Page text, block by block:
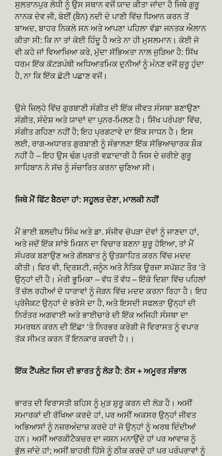
ਸੁਲਤਾਨਪੁਰ ਲੋਧੀ ਨੂੰ ਉਸ ਸਥਾਨ ਵਜੋਂ ਯਾਦ ਕੀਤਾ ਜਾਂਦਾ ਹੈ ਜਿਥੇ ਗੁਰੂ
ਨਾਨਕ ਦੇਵ ਜੀ, ਬੇਈਂ (ਬੈਨ) ਨਦੀ ਦੇ ਪਾਣੀ ਵਿੱਚ ਧਿਆਨ ਕਰਨ ਤੋਂ
ਬਾਅਦ, ਬਾਹਰ ਨਿਕਲੇ ਸਨ ਅਤੇ ਆਪਣਾ ਪਹਿਲਾ ਵੱਡਾ ਜਨਤਕ ਐਲਾਨ
ਕੀਤਾ ਸੀ: ਕਿ ਨਾ ਤਾਂ ਕੋਈ ਹਿੰਦੂ ਹੈ ਅਤੇ ਨਾ ਹੀ ਮੁਸਲਮਾਨ। ਕੋਈ ਜੋ
ਵੀ ਕਹੇ ਜਾਂ ਵਿਆਖਿਆ ਕਰੇ, ਮੁੱਦਾ ਸੱਭਿਅਤਾ ਨਾਲ ਜੁੜਿਆ ਹੈ: ਸਿੱਖ
ਧਰਮ ਇੱਕ ਕੱਟੜਪੰਥੀ ਅਧਿਆਤਮਿਕ ਦੁਨੀਆਂ ਨੂੰ ਮੰਨਣ ਵਜੋਂ ਸ਼ੁਰੂ ਹੁੰਦਾ
ਹੈ, ਨਾ ਕਿ ਇੱਕ ਛੋਟੀ ਪਛਾਣ ਵਜੋਂ।
ਉਸੇ ਜ਼ਿਲ੍ਹੇ ਵਿੱਚ ਗੁਰਬਾਣੀ ਸੰਗੀਤ ਦੀ ਇੱਕ ਜੀਵਤ ਸੰਸਥਾ ਬਣਾਉਣਾ
ਸੰਗੀਤ, ਸੰਦੇਸ਼ ਅਤੇ ਯਾਦਾਂ ਦਾ ਪੁਨਰ-ਮਿਲਣ ਹੈ। ਸਿੱਖ ਪਰੰਪਰਾ ਵਿੱਚ,
ਸੰਗੀਤ ਗਹਿਣਾ ਨਹੀਂ ਹੈ; ਇਹ ਪ੍ਰਗਟਾਵੇ ਦਾ ਇੱਕ ਸਾਧਨ ਹੈ। ਇਸ
ਲਈ, ਰਾਗ-ਅਧਾਰਤ ਗੁਰਬਾਣੀ ਨੂੰ ਸੰਭਾਲਣਾ ਇੱਕ ਸੱਭਿਆਚਾਰਕ ਸ਼ੌਕ
ਨਹੀਂ ਹੈ – ਇਹ ਉਸ ਢੰਗ ਪ੍ਰਤੀ ਵਫ਼ਾਦਾਰੀ ਹੈ ਜਿਸ ਦੇ ਜ਼ਰੀਏ ਗੁਰੂ
ਸਾਹਿਬਾਨ ਨੇ ਸੱਚ ਨੂੰ ਸੰਚਾਰਿਤ ਕਰਨਾ ਚੁਣਿਆ ਸੀ।
ਜਿਥੇ ਮੈਂ ਫਿੱਟ ਬੈਠਦਾ ਹਾਂ: ਸਹੂਲਤ ਦੇਣਾ, ਮਾਲਕੀ ਨਹੀਂ
ਮੈਂ ਭਾਈ ਬਲਦੀਪ ਸਿੰਘ ਅਤੇ ਡਾ. ਸੰਜੀਵ ਚੋਪੜਾ ਦੋਵਾਂ ਨੂੰ ਜਾਣਦਾ ਹਾਂ,
ਅਤੇ ਜਦੋਂ ਇੱਕ ਸਾਂਝੇ ਮਿਸ਼ਨ ਦਾ ਵਿਚਾਰ ਬਣਨਾ ਸ਼ੁਰੂ ਹੋਇਆ, ਤਾਂ ਮੈਂ
ਸੰਪਰਕ ਬਣਾਉਣ ਅਤੇ ਗੱਲਬਾਤ ਨੂੰ ਉਤਸ਼ਾਹਿਤ ਕਰਨ ਵਿੱਚ ਮਦਦ
ਕੀਤੀ। ਫਿਰ ਵੀ, ਦ੍ਰਿਸ਼ਟੀ, ਜਨੂੰਨ ਅਤੇ ਨੈਤਿਕ ਊਰਜਾ ਸਪੱਸ਼ਟ ਤੌਰ ‘ਤੇ
ਉਨ੍ਹਾਂ ਦੀ ਹੈ। ਮੇਰੀ ਭੂਮਿਕਾ – ਵੱਧ ਤੋਂ ਵੱਧ – ਇੱਕੋ ਦਿਸ਼ਾ ਵਿੱਚ ਪਹਿਲਾਂ
ਤੋਂ ਚੱਲ ਰਹੀਆਂ ਦੋ ਧਾਰਾਵਾਂ ਨੂੰ ਜੋੜਨ ਵਿੱਚ ਮਦਦ ਕਰਨਾ ਰਿਹਾ ਹੈ। ਇਹ
ਪ੍ਰੋਜੈਕਟ ਉਨ੍ਹਾਂ ਦੇ ਭਰੋਸੇ ਦਾ ਹੈ, ਅਤੇ ਇਸਦੀ ਸਫਲਤਾ ਉਨ੍ਹਾਂ ਦੀ
ਨਿਰੰਤਰ ਅਗਵਾਈ ਅਤੇ ਭਾਈਚਾਰੇ ਦੀ ਇੱਕ ਅਜਿਹੀ ਸੰਸਥਾ ਦਾ
ਸਮਰਥਨ ਕਰਨ ਦੀ ਇੱਛਾ ‘ਤੇ ਨਿਰਭਰ ਕਰੇਗੀ ਜੋ ਵਿਰਾਸਤ ਨੂੰ ਵਪਾਰ
ਤੱਕ ਸੀਮਤ ਕਰਨ ਤੋਂ ਇਨਕਾਰ ਕਰਦੀ ਹੈ।।
ਇੱਕ ਟੈਂਪਲੇਟ ਜਿਸ ਦੀ ਭਾਰਤ ਨੂੰ ਲੋੜ ਹੈ: ਠੋਸ + ਅਮੂਰਤ ਸੰਭਾਲ
ਭਾਰਤ ਦੀ ਵਿਰਾਸਤੀ ਬਹਿਸ ਨੂੰ ਮੁੜ ਸ਼ੁਰੂ ਕਰਨ ਦੀ ਲੋੜ ਹੈ। ਅਸੀਂ
ਸਮਾਰਕਾਂ ਦੀ ਰੱਖਿਆ ਕਰਦੇ ਹਾਂ, ਪਰ ਅਸੀਂ ਅਕਸਰ ਉਨ੍ਹਾਂ ਜੀਵਤ
ਅਭਿਆਸਾਂ ਨੂੰ ਨਜ਼ਰਅੰਦਾਜ਼ ਕਰਦੇ ਹਾਂ ਜੋ ਉਨ੍ਹਾਂ ਨੂੰ ਅਰਥ ਦਿੰਦੀਆਂ
ਹਨ। ਅਸੀਂ ਆਰਕੀਟੈਕਚਰ ਦਾ ਜਸ਼ਨ ਮਨਾਉਂਦੇ ਹਾਂ ਪਰ ਆਵਾਜ਼ ਨੂੰ
ਭੁੱਲ ਜਾਂਦੇ ਹਾਂ; ਅਸੀਂ ਬਾਹਰੀ ਹਿੱਸੇ ਨੂੰ ਠੀਕ ਕਰਦੇ ਹਾਂ ਪਰ ਪਰੰਪਰਾਵਾਂ ਨੂੰ